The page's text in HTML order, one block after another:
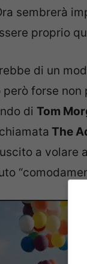
sembrerà
proprio
di un
forse non
di Tom
The
a